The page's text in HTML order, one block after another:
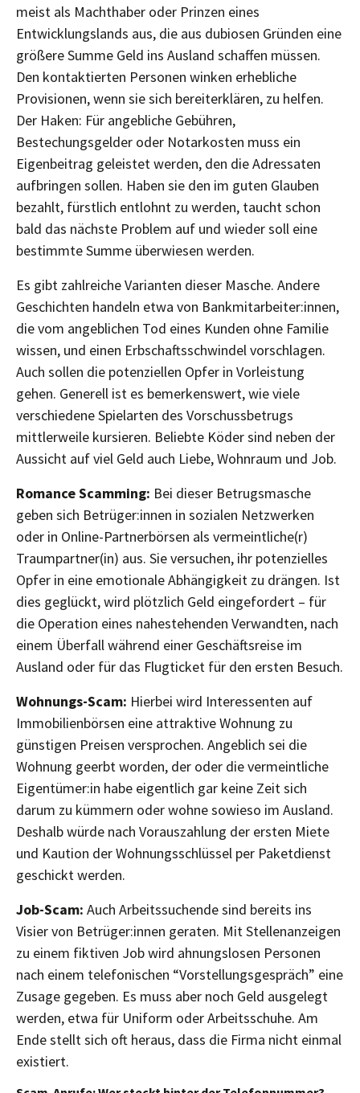
meist als Machthaber oder Prinzen eines
Entwicklungslands aus, die aus dubiosen Gründen eine
größere Summe Geld ins Ausland schaffen müssen.
Den kontaktierten Personen winken erhebliche
Provisionen, wenn sie sich bereiterklären, zu helfen.
Der Haken: Für angebliche Gebühren,
Bestechungsgelder oder Notarkosten muss ein
Eigenbeitrag geleistet werden, den die Adressaten
aufbringen sollen. Haben sie den im guten Glauben
bezahlt, fürstlich entlohnt zu werden, taucht schon
bald das nächste Problem auf und wieder soll eine
bestimmte Summe überwiesen werden.
Es gibt zahlreiche Varianten dieser Masche. Andere
Geschichten handeln etwa von Bankmitarbeiter:innen,
die vom angeblichen Tod eines Kunden ohne Familie
wissen, und einen Erbschaftsschwindel vorschlagen.
Auch sollen die potenziellen Opfer in Vorleistung
gehen. Generell ist es bemerkenswert, wie viele
verschiedene Spielarten des Vorschussbetrugs
mittlerweile kursieren. Beliebte Köder sind neben der
Aussicht auf viel Geld auch Liebe, Wohnraum und Job.
Romance Scamming: Bei dieser Betrugsmasche
geben sich Betrüger:innen in sozialen Netzwerken
oder in Online-Partnerbörsen als vermeintliche(r)
Traumpartner(in) aus. Sie versuchen, ihr potenzielles
Opfer in eine emotionale Abhängigkeit zu drängen. Ist
dies geglückt, wird plötzlich Geld eingefordert – für
die Operation eines nahestehenden Verwandten, nach
einem Überfall während einer Geschäftsreise im
Ausland oder für das Flugticket für den ersten Besuch.
Wohnungs-Scam: Hierbei wird Interessenten auf
Immobilienbörsen eine attraktive Wohnung zu
günstigen Preisen versprochen. Angeblich sei die
Wohnung geerbt worden, der oder die vermeintliche
Eigentümer:in habe eigentlich gar keine Zeit sich
darum zu kümmern oder wohne sowieso im Ausland.
Deshalb würde nach Vorauszahlung der ersten Miete
und Kaution der Wohnungsschlüssel per Paketdienst
geschickt werden.
Job-Scam: Auch Arbeitssuchende sind bereits ins
Visier von Betrüger:innen geraten. Mit Stellenanzeigen
zu einem fiktiven Job wird ahnungslosen Personen
nach einem telefonischen “Vorstellungsgespräch” eine
Zusage gegeben. Es muss aber noch Geld ausgelegt
werden, etwa für Uniform oder Arbeitsschuhe. Am
Ende stellt sich oft heraus, dass die Firma nicht einmal
existiert.